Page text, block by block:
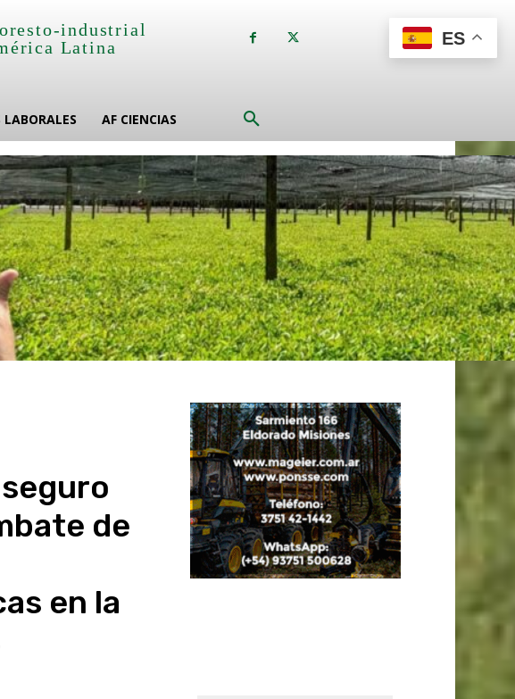
industrial
Latina
AF CIENCIAS
de
en la
ES